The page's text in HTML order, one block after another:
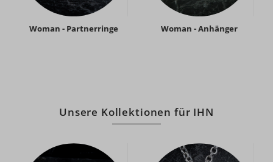
Woman - Partnerringe Woman - Anhänger
Unsere Kollektionen für IHN